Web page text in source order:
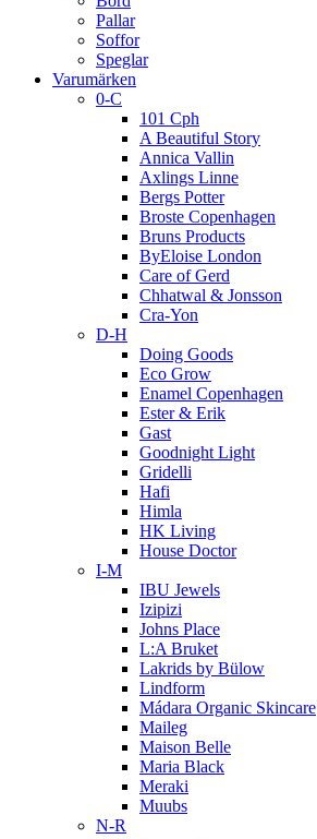
Pallar
Soffor
Speglar
Varumärken
0-C
101 Cph
A Beautiful Story
Annica Vallin
Axlings Linne
Bergs Potter
Broste Copenhagen
Bruns Products
ByEloise London
Care of Gerd
Chhatwal & Jonsson
Cra-Yon
D-H
Doing Goods
Eco Grow
Enamel Copenhagen
Ester & Erik
Gast
Goodnight Light
Gridelli
Hafi
Himla
HK Living
House Doctor
I-M
IBU Jewels
Izipizi
Johns Place
L:A Bruket
Lakrids by Bülow
Lindform
Mádara Organic Skincare
Maileg
Maison Belle
Maria Black
Meraki
Muubs
N-R